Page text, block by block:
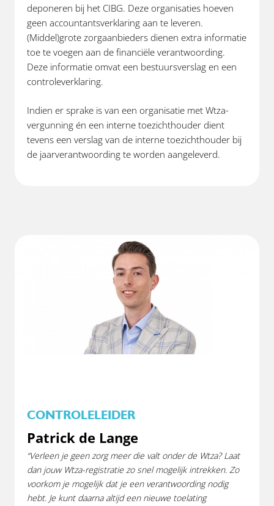
deponeren bij het CIBG. Deze organisaties hoeven
geen accountantsverklaring aan te leveren.
(Middel)grote zorgaanbieders dienen extra informatie
toe te voegen aan de financiële verantwoording.
Deze informatie omvat een bestuursverslag en een
controleverklaring.
Indien er sprake is van een organisatie met Wtza-
vergunning én een interne toezichthouder dient
tevens een verslag van de interne toezichthouder bij
de jaarverantwoording te worden aangeleverd.
CONTROLELEIDER
Patrick de Lange
“Verleen je geen zorg meer die valt onder de Wtza? Laat
dan jouw Wtza-registratie zo snel mogelijk intrekken. Zo
voorkom je mogelijk dat je een verantwoording nodig
hebt. Je kunt daarna altijd een nieuwe toelating